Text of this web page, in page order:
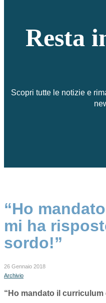
Resta
Scopri tutte le notizie e
“Ho
mi ha
sordo!”
26 Gennaio 2018
Archivio
“Ho mandato il